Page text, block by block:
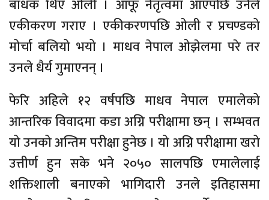
बाधक थिए ओली । आफू नेतृत्वमा आएपछि उनैले
एकीकरण गराए । एकीकरणपछि ओली र प्रचण्डको
मोर्चा बलियो भयो । माधव नेपाल ओझेलमा परे तर
उनले धैर्य गुमाएनन् ।
फेरि अहिले १२ वर्षपछि माधव नेपाल एमालेको
आन्तरिक विवादमा कडा अग्नि परीक्षामा छन् । सम्भवत
यो उनको अन्तिम परीक्षा हुनेछ । यो अग्नि परीक्षामा खरो
उत्तीर्ण हुन सके भने २०५० सालपछि एमालेलाई
शक्तिशाली बनाएको भागिदारी उनले इतिहासमा